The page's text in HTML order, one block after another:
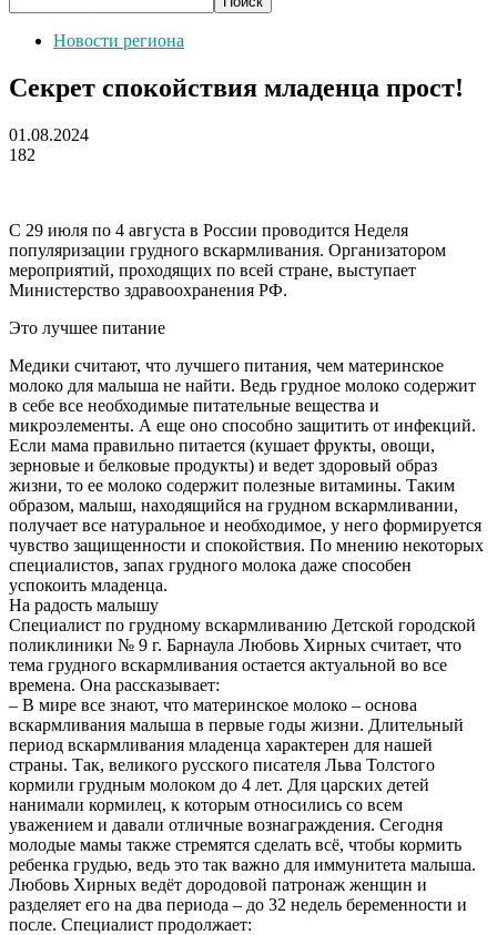
Новости региона
Секрет спокойствия младенца прост!
01.08.2024
182
С 29 июля по 4 августа в России проводится Неделя
популяризации грудного вскармливания. Организатором
мероприятий, проходящих по всей стране, выступает
Министерство здравоохранения РФ.
Это лучшее питание
Медики считают, что лучшего питания, чем материнское
молоко для малыша не найти. Ведь грудное молоко содержит
в себе все необходимые питательные вещества и
микроэлементы. А еще оно способно защитить от инфекций.
Если мама правильно питается (кушает фрукты, овощи,
зерновые и белковые продукты) и ведет здоровый образ
жизни, то ее молоко содержит полезные витамины. Таким
образом, малыш, находящийся на грудном вскармливании,
получает все натуральное и необходимое, у него формируется
чувство защищенности и спокойствия. По мнению некоторых
специалистов, запах грудного молока даже способен
успокоить младенца.
На радость малышу
Специалист по грудному вскармливанию Детской городской
поликлиники № 9 г. Барнаула Любовь Хирных считает, что
тема грудного вскармливания остается актуальной во все
времена. Она рассказывает:
– В мире все знают, что материнское молоко – основа
вскармливания малыша в первые годы жизни. Длительный
период вскармливания младенца характерен для нашей
страны. Так, великого русского писателя Льва Толстого
кормили грудным молоком до 4 лет. Для царских детей
нанимали кормилец, к которым относились со всем
уважением и давали отличные вознаграждения. Сегодня
молодые мамы также стремятся сделать всё, чтобы кормить
ребенка грудью, ведь это так важно для иммунитета малыша.
Любовь Хирных ведёт дородовой патронаж женщин и
разделяет его на два периода – до 32 недель беременности и
после. Специалист продолжает: